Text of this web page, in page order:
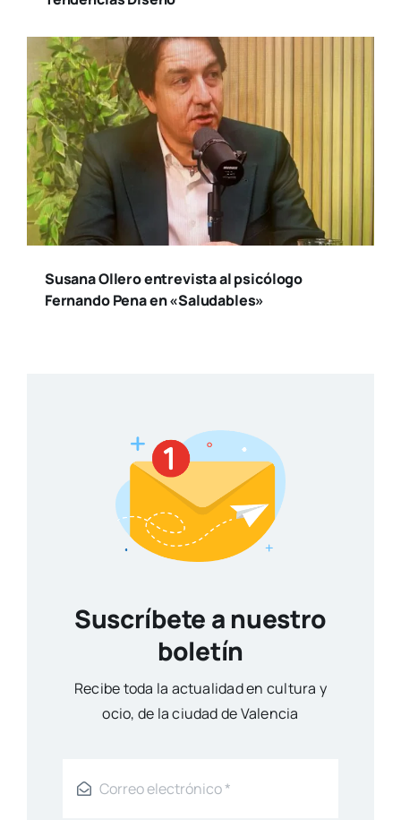
Susana Ollero entrevista al psicólogo
Fernando Pena en «Saludables»
Suscríbete a nuestro
boletín
Reci­be toda la actua­li­dad en cul­tu­ra y
ocio, de la ciu­dad de Valen­cia